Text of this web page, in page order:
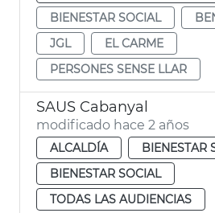
BIENESTAR SOCIAL
JGL
EL CARME
PERSONES SENSE LLAR
SAUS Cabanyal
modificado hace 2 años
ALCALDÍA
BIENESTAR
BIENESTAR SOCIAL
TODAS LAS AUDIENCIAS